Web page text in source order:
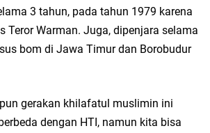
3 tahun, pada tahun 1979 karena
Teror Warman. Juga, dipenjara selama
bom di Jawa Timur dan Borobudur
gerakan khilafatul muslimin ini
dengan HTI, namun kita bisa